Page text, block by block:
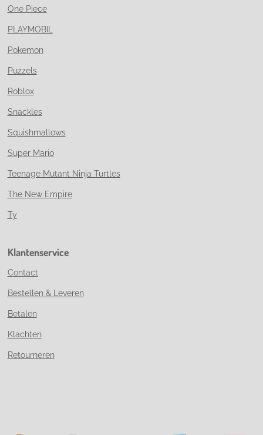
One Piece
PLAYMOBIL
Pokemon
Puzzels
Roblox
Snackles
Squishmallows
Super Mario
Teenage Mutant Ninja Turtles
The New Empire
Ty
Klantenservice
Contact
Bestellen & Leveren
Betalen
Klachten
Retourneren